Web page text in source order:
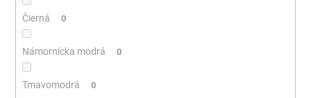
Čierná 0
Námornícka modrá 0
Tmavomodrá 0